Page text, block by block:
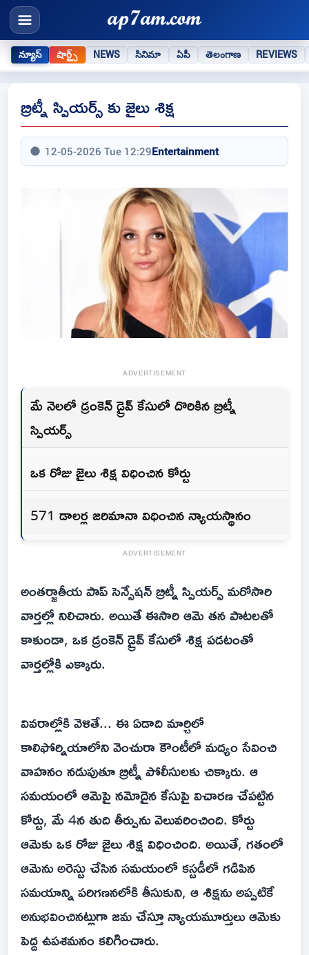
న్యూస్ షార్ట్స్ NEWS సినిమా ఏపీ తెలంగాణ REVIEWS
బ్రిట్నీ స్పియర్స్ కు జైలు శిక్ష
12-05-2026 Tue 12:29Entertainment
ADVERTISEMENT
మే నెలలో డ్రంకెన్ డ్రైవ్ కేసులో దొరికిన బ్రిట్నీ
స్పియర్స్
ఒక రోజు జైలు శిక్ష విధించిన కోర్టు
571 డాలర్ల జరిమానా విధించిన న్యాయస్థానం
ADVERTISEMENT
అంతర్జాతీయ పాప్ సెన్సేషన్ బ్రిట్నీ స్పియర్స్ మరోసారి
వార్తల్లో నిలిచారు. అయితే ఈసారి ఆమె తన పాటలతో
కాకుండా, ఒక డ్రంకెన్ డ్రైవ్ కేసులో శిక్ష పడటంతో
వార్తల్లోకి ఎక్కారు.
వివరాల్లోకి వెళితే... ఈ ఏడాది మార్చిలో
కాలిఫోర్నియాలోని వెంచురా కౌంటీలో మద్యం సేవించి
వాహనం నడుపుతూ బ్రిట్నీ పోలీసులకు చిక్కారు. ఆ
సమయంలో ఆమెపై నమోదైన కేసుపై విచారణ చేపట్టిన
కోర్టు, మే 4న తుది తీర్పును వెలువరించింది. కోర్టు
ఆమెకు ఒక రోజు జైలు శిక్ష విధించింది. అయితే, గతంలో
ఆమెను అరెస్టు చేసిన సమయంలో కస్టడీలో గడిపిన
సమయాన్ని పరిగణనలోకి తీసుకుని, ఆ శిక్షను అప్పటికే
అనుభవించినట్లుగా జమ చేస్తూ న్యాయమూర్తులు ఆమెకు
పెద్ద ఉపశమనం కలిగించారు.